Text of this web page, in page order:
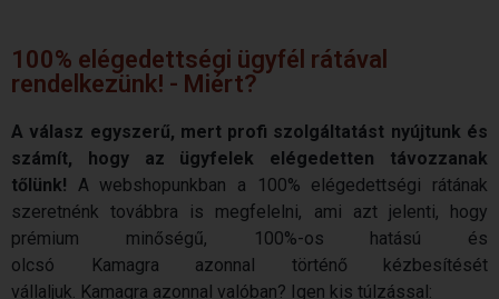
100% elégedettségi ügyfél rátával
rendelkezünk! - Miért?
A válasz egyszerű, mert profi szolgáltatást nyújtunk és
számít, hogy az ügyfelek elégedetten távozzanak
tőlünk! A webshopunkban a 100% elégedettségi rátának
szeretnénk továbbra is megfelelni, ami azt jelenti, hogy
prémium minőségű, 100%-os hatású és
olcsó
Kamagra azonnal történő kézbesítését
vállaljuk. Kamagra azonnal valóban? Igen kis túlzással: